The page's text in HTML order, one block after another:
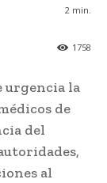
2 min.
1758
urgencia la
de
del
al